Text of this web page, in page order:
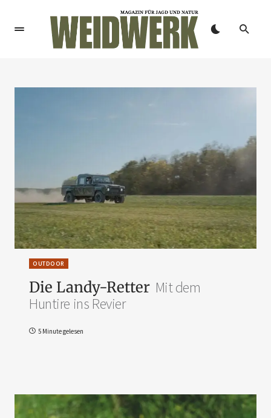
Weidwerk – Jagd ist
OUTDOOR
Die Landy-Retter Mit dem
Huntire ins Revier
5 Minute gelesen